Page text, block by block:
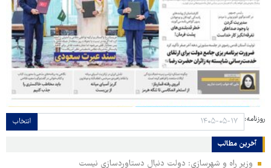
روزنامه: انتخاب
آخرین مطالب
وزیر راه و شهرسازی: دولت دنبال دستاوردسازی نیست